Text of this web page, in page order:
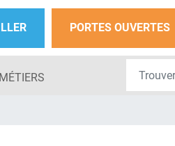
PORTES OUVERTES
MÉTIERS